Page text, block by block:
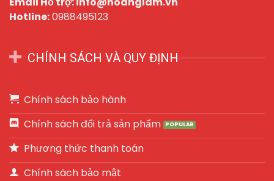
Hotline:0988495123
CHÍNH SÁCH VÀ QUY ĐỊNH
Chính sách bảo hành
Chính sách đổi trả sản phẩm
Phương thức thanh toán
Chính sách bảo mật